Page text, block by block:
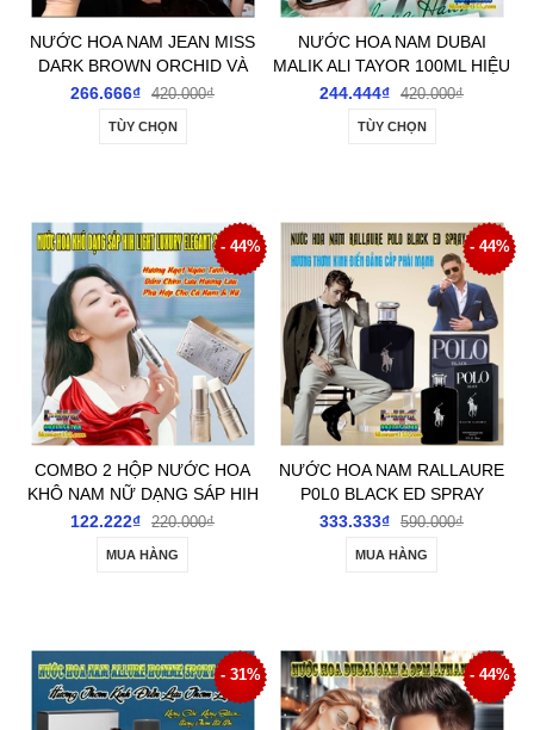
NƯỚC HOA NAM JEAN MISS
DARK BROWN ORCHID VÀ
DARK BLACK HOMME 80ML
NAM TÍNH
266.666₫ 420.000₫
TÙY CHỌN
NƯỚC HOA NAM DUBAI
MALIK ALl TAYOR 100ML HIỆU
CON NGỰA & ĐẠI BÀNG ĐEN
244.444₫ 420.000₫
TÙY CHỌN
- 44%
COMBO 2 HỘP NƯỚC HOA
KHÔ NAM NỮ DẠNG SÁP HIH
LIGHT LUXURY ELEGANT
122.222₫ 220.000₫
MUA HÀNG
- 44%
NƯỚC HOA NAM RALLAURE
P0L0 BLACK ED SPRAY
125ML HƯƠNG KINH ĐIỂN
333.333₫ 590.000₫
MUA HÀNG
- 31% - 44%